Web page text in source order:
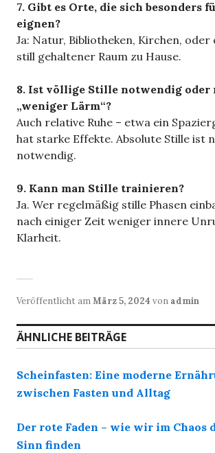
7. Gibt es Orte, die sich besonders
eignen?
Ja: Natur, Bibliotheken, Kirchen, oder
still gehaltener Raum zu Hause.
8. Ist völlige Stille notwendig oder
„weniger Lärm“?
Auch relative Ruhe – etwa ein
hat starke Effekte. Absolute Stille ist
notwendig.
9. Kann man Stille trainieren?
Ja. Wer regelmäßig stille Phasen
nach einiger Zeit weniger innere
Klarheit.
Veröffentlicht amMärz 5, 2024 von admin
ÄHNLICHE BEITRÄGE
Scheinfasten: Eine moderne
zwischen Fasten und Alltag
Der rote Faden – wie wir im Chaos
Sinn finden